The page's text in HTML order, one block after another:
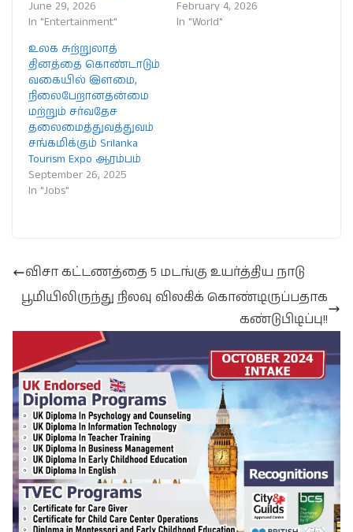
June 29, 2026
In "Entertainment"
February 4, 2026
In "World"
உலக சுற்றுலாத்
தினத்தை கொண்டாடும்
வகையில் இளமை,
நிலைபேறானதன்மை
மற்றும் சர்வதேச
தலைமைத்துவத்துவம்
சங்கமிக்கும் Srilanka
Tourism Expo ஆரம்பம்
September 26, 2025
In "Jobs"
விசா கட்டணத்தை 5 மடங்கு உயர்த்திய நாடு
பூமியிலிருந்து நிலவு விலகிக் கொண்டிருப்பதாக
கண்டுபிடிப்பு!!